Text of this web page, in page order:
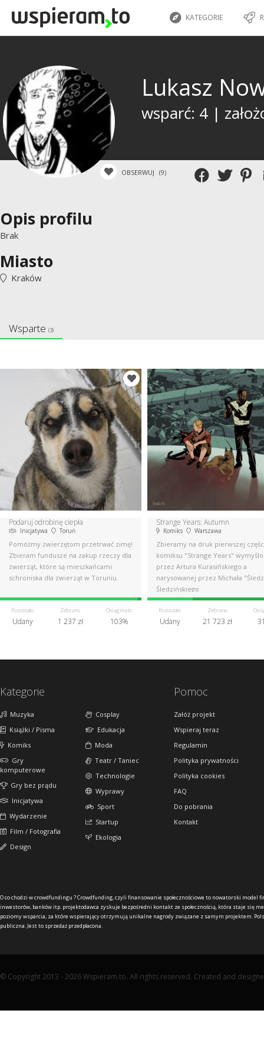
KATEGORIE
Lukasz
wsparć: 4 |
OBSERWUJ (9)
Opis profilu
Brak
Miasto
Kraków
Wsparte (3)
Podaruj odrobinę ciepła
Inicjatywa Toruń
Pomóżmy zwierzętom przetrwać zimę!
Zbieram fundusze na zakup rzeczy dla
zwierząt, które są mieszkańcami
schroniska dla zwierząt w Toruniu.
Pozostało
Udany
Zebrano
1 237 zł
Osiągnięto
103%
Strange Years: Autumn
Komiks Warszawa
Zbieramy na druk pierwszej
komiksu "Strange Years"
przez Artura Kurasińskiego a
narysowanej przez Michała
Śledzińskiego
Pozostało
Udany
Zebrano
21 723 zł
Kategorie
Muzyka
Książki / Pisma
Komiks
Gry
komputerowe
Gry bez prądu
Inicjatywa
Wydarzenie
Film / Fotografia
Design
Cosplay
Edukacja
Moda
Teatr / Taniec
Technologie
Wyprawy
Sport
Startup
Ekologia
Pomoc
Załóż projekt
Wspieraj teraz
Regulamin
Polityka prywatności
Polityka cookies
FAQ
Do pobrania
Kontakt
O co chodzi w crowdfundingu ?Crowdfunding, czyli finansowanie społecznościowe to nowatorski model
inwestorów, banków itp. projektodawca zyskuje bezpośredni kontakt ze społecznością, która staje się
poziomy wsparcia, za które wspierający otrzymują unikalne nagrody związane z samym projektem.
publiczna. Jest to sprzedaż przedpłacona.
© Copyright 2013 - 2026 Wspieram.to. All rights reserved. Created and